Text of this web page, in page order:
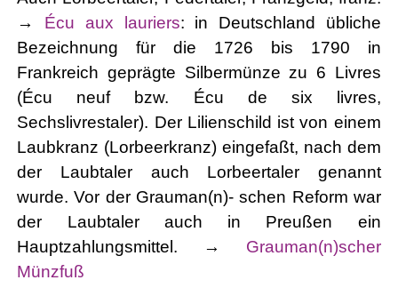
→ Écu aux lauriers: in Deutschland übliche
Bezeichnung für die 1726 bis 1790 in
Frankreich geprägte Silbermünze zu 6 Livres
(Écu neuf bzw. Écu de six livres,
Sechslivrestaler). Der Lilienschild ist von einem
Laubkranz (Lorbeerkranz) eingefaßt, nach dem
der Laubtaler auch Lorbeertaler genannt
wurde. Vor der Grauman(n)- schen Reform war
der Laubtaler auch in Preußen ein
Hauptzahlungsmittel. → Grauman(n)scher
Münzfuß